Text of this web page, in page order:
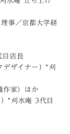
事／京都大学経
目店長
ザイナー）*刈
作家）ほか
*刈水庵 3代目